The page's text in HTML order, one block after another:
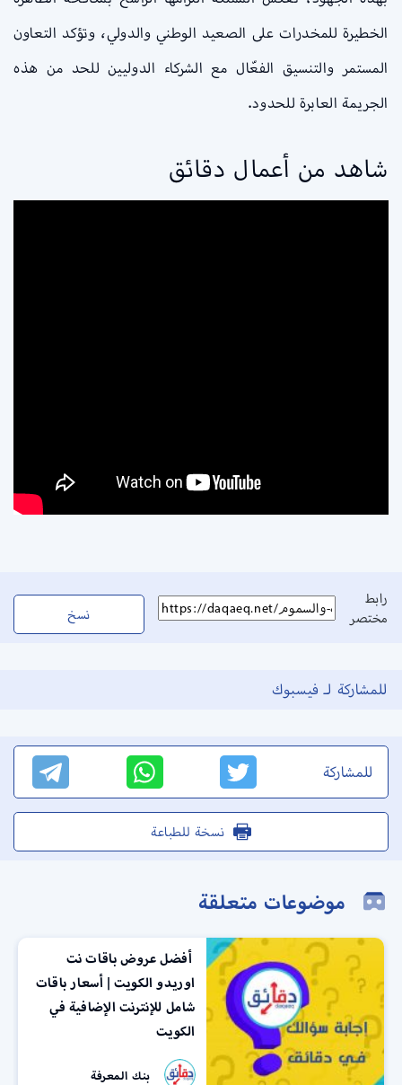
الخطيرة للمخدرات على الصعيد الوطني والدولي، وتؤكد التعاون
المستمر والتنسيق الفعّال مع الشركاء الدوليين للحد من هذه
الجريمة العابرة للحدود.
شاهد من أعمال دقائق
رابط
مختصر
نسخ
للمشاركة لـ فيسبوك
للمشاركة
نسخة للطباعة
موضوعات متعلقة
أفضل عروض باقات نت
اوريدو الكويت | أسعار باقات
شامل للإنترنت الإضافية في
الكويت
بنك المعرفة